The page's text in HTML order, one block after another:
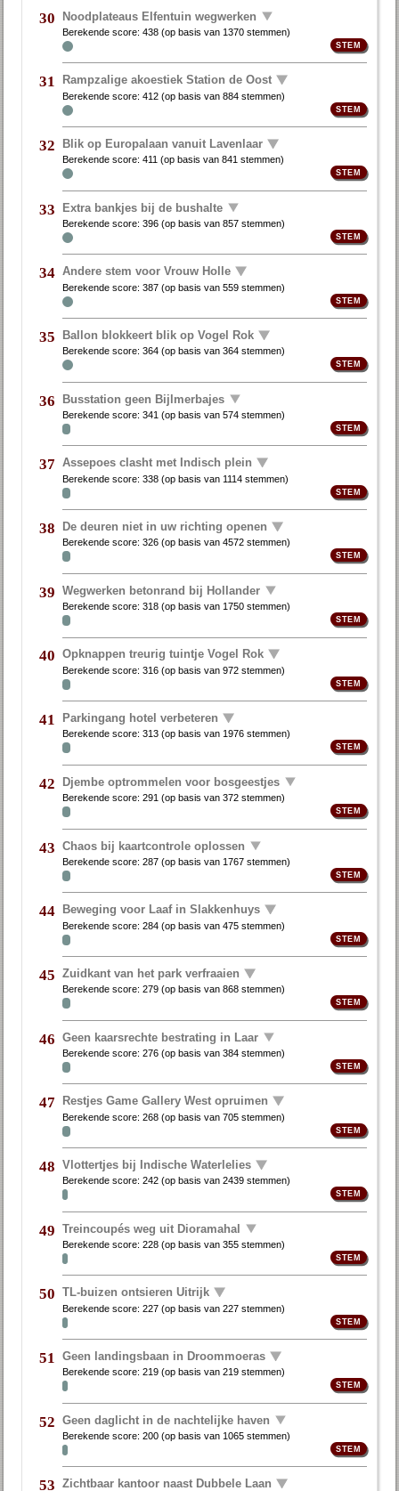
30 Noodplateaus Elfentuin wegwerken
Berekende score:438 (op basis van 1370 stemmen)
31 Rampzalige akoestiek Station de Oost
Berekende score:412 (op basis van884 stemmen)
32 Blik op Europalaan vanuit Lavenlaar
Berekende score:411 (op basis van841 stemmen)
33 Extra bankjes bij de bushalte
Berekende score:396 (op basis van857 stemmen)
34 Andere stem voor Vrouw Holle
Berekende score:387 (op basis van559 stemmen)
35 Ballon blokkeert blik op Vogel Rok
Berekende score:364 (op basis van364 stemmen)
36 Busstation geen Bijlmerbajes
Berekende score:341 (op basis van574 stemmen)
37 Assepoes clasht met Indisch plein
Berekende score:338 (op basis van 1114 stemmen)
38 De deuren niet in uw richting openen
Berekende score:326 (op basis van4572 stemmen)
39 Wegwerken betonrand bij Hollander
Berekende score:318 (op basis van 1750 stemmen)
40 Opknappen treurig tuintje Vogel Rok
Berekende score:316 (op basis van972 stemmen)
41 Parkingang hotel verbeteren
Berekende score:313 (op basis van1976 stemmen)
42 Djembe optrommelen voor bosgeestjes
Berekende score:291 (op basis van372 stemmen)
43 Chaos bij kaartcontrole oplossen
Berekende score:287 (op basis van 1767 stemmen)
44 Beweging voor Laaf in Slakkenhuys
Berekende score:284 (op basis van475 stemmen)
45 Zuidkant van het park verfraaien
Berekende score:279 (op basis van868 stemmen)
46 Geen kaarsrechte bestrating in Laar
Berekende score:276 (op basis van384 stemmen)
47 Restjes Game Gallery West opruimen
Berekende score:268 (op basis van705 stemmen)
48 Vlottertjes bij Indische Waterlelies
Berekende score:242 (op basis van2439 stemmen)
49 Treincoupés weg uit Dioramahal
Berekende score:228 (op basis van355 stemmen)
50 TL-buizen ontsieren Uitrijk
Berekende score:227 (op basis van227 stemmen)
51 Geen landingsbaan in Droommoeras
Berekende score:219 (op basis van219 stemmen)
52 Geen daglicht in de nachtelijke haven
Berekende score:200 (op basis van 1065 stemmen)
53 Zichtbaar kantoor naast Dubbele Laan